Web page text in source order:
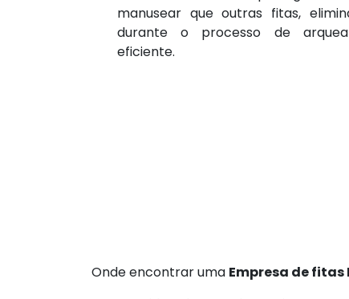
manusear que outras fitas,
durante o processo de
eficiente.
Onde encontrar uma Empresa de fitas